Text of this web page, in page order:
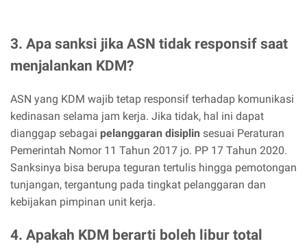
3. Apa sanksi jika ASN tidak responsif saat
menjalankan KDM?
ASN yang KDM wajib tetap responsif terhadap komunikasi
kedinasan selama jam kerja. Jika tidak, hal ini dapat
dianggap sebagai pelanggaran disiplin sesuai Peraturan
Pemerintah Nomor 11 Tahun 2017 jo. PP 17 Tahun 2020.
Sanksinya bisa berupa teguran tertulis hingga pemotongan
tunjangan, tergantung pada tingkat pelanggaran dan
kebijakan pimpinan unit kerja.
4. Apakah KDM berarti boleh libur total